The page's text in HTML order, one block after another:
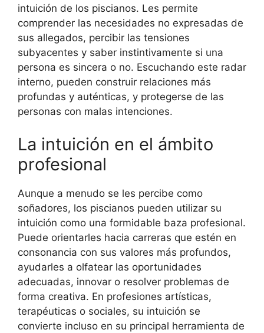
intuición de los piscianos. Les permite
comprender las necesidades no expresadas de
sus allegados, percibir las tensiones
subyacentes y saber instintivamente si una
persona es sincera o no. Escuchando este radar
interno, pueden construir relaciones más
profundas y auténticas, y protegerse de las
personas con malas intenciones.
La intuición en el ámbito
profesional
Aunque a menudo se les percibe como
soñadores, los piscianos pueden utilizar su
intuición como una formidable baza profesional.
Puede orientarles hacia carreras que estén en
consonancia con sus valores más profundos,
ayudarles a olfatear las oportunidades
adecuadas, innovar o resolver problemas de
forma creativa. En profesiones artísticas,
terapéuticas o sociales, su intuición se
convierte incluso en su principal herramienta de